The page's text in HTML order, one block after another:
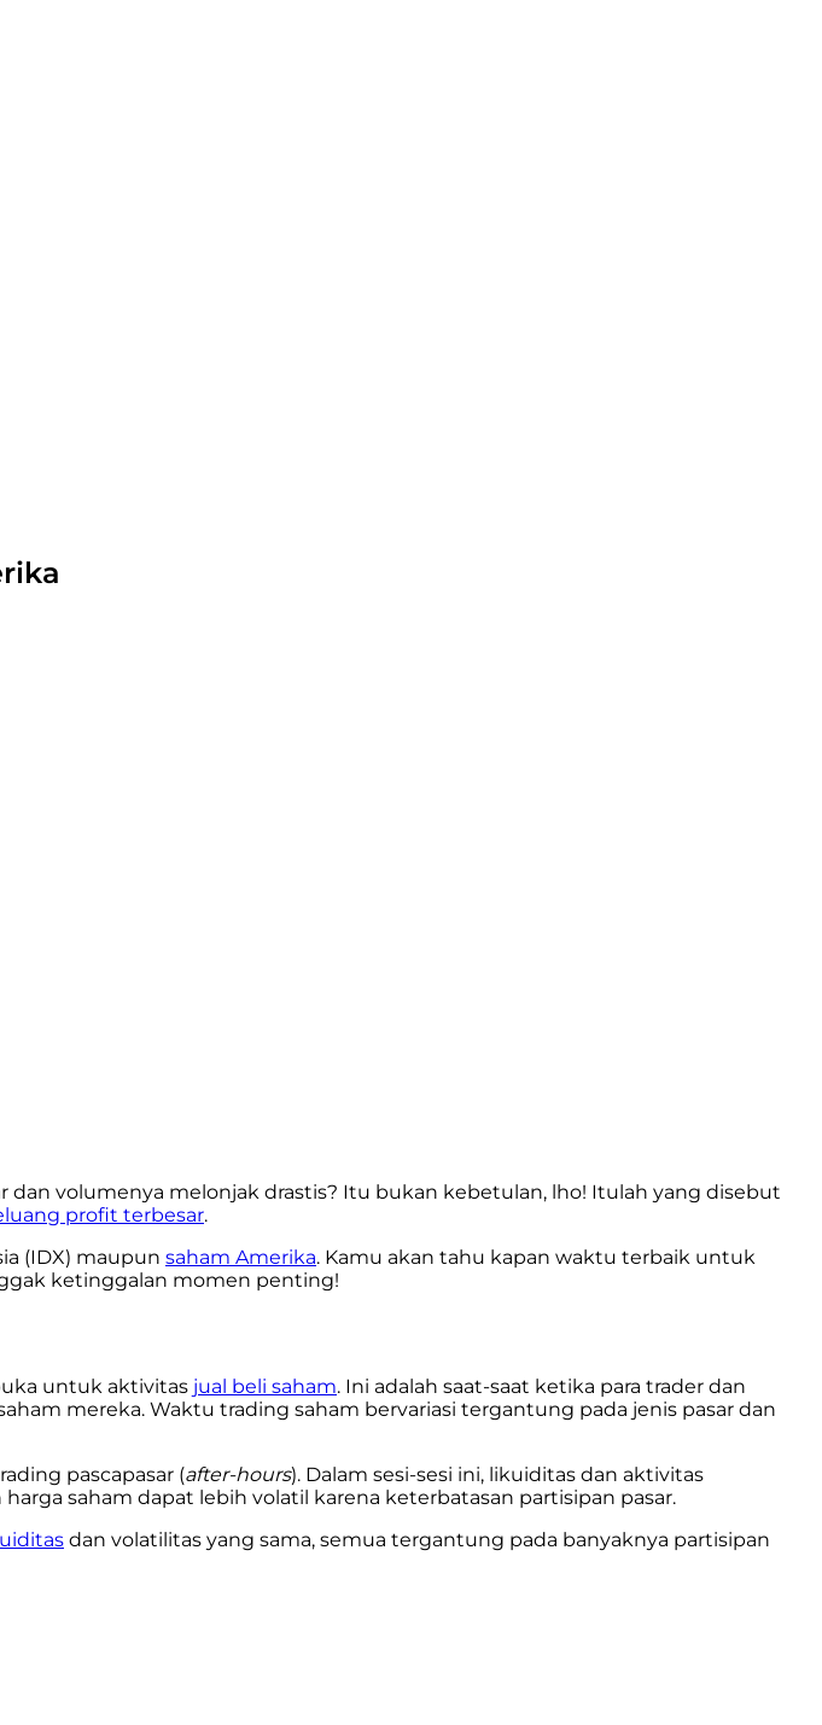
dan volumenya melonjak drastis? Itu bukan kebetulan, lho! Itulah yang disebut
profit terbesar.
(IDX) maupun saham Amerika. Kamu akan tahu kapan waktu terbaik untuk
ketinggalan momen penting!
untuk aktivitas jual beli saham. Ini adalah saat-saat ketika para trader dan
mereka. Waktu trading saham bervariasi tergantung pada jenis pasar dan
pascapasar (after-hours). Dalam sesi-sesi ini, likuiditas dan aktivitas
saham dapat lebih volatil karena keterbatasan partisipan pasar.
dan volatilitas yang sama, semua tergantung pada banyaknya partisipan